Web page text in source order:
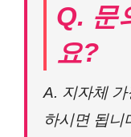
Q. 문
요?
A. 지자체
하시면 됩니